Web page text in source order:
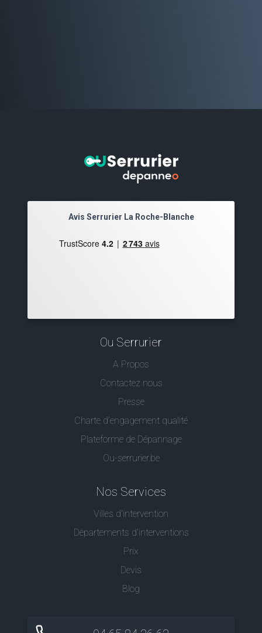
Avis Serrurier La Roche-Blanche
Ou Serrurier
A Propos
Contactez nous
Presse
Charte d’engagement qualité
Plateforme de Dépannage
Ou-serrurier.be
Nos Services
Villes d'intervention
Départements d'interventions
Prix
Devis
Blog